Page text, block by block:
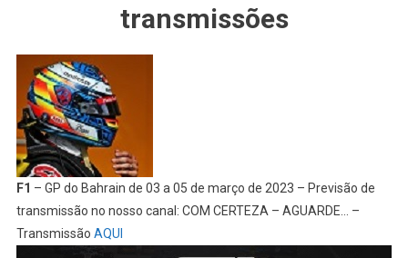
transmissões
F1 – GP do Bahrain de 03 a 05 de março de 2023 – Previsão de
transmissão no nosso canal: COM CERTEZA – AGUARDE… –
Transmissão AQUI